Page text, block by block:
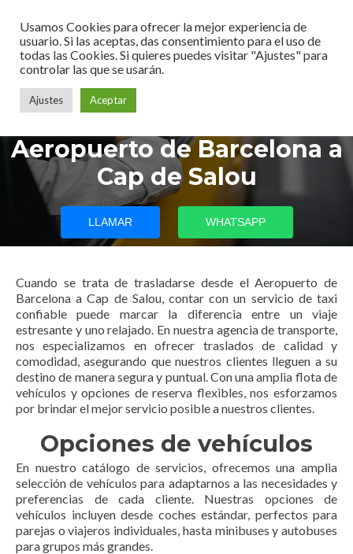
Traslado en taxi del
Aeropuerto de Barcelona a
Cap de Salou
LLAMAR WHATSAPP
Cuando se trata de trasladarse desde el Aeropuerto de
Barcelona a Cap de Salou, contar con un servicio de taxi
confiable puede marcar la diferencia entre un viaje
estresante y uno relajado. En nuestra agencia de transporte,
nos especializamos en ofrecer traslados de calidad y
comodidad, asegurando que nuestros clientes lleguen a su
destino de manera segura y puntual. Con una amplia flota de
vehículos y opciones de reserva flexibles, nos esforzamos
por brindar el mejor servicio posible a nuestros clientes.
Opciones de vehículos
En nuestro catálogo de servicios, ofrecemos una amplia
selección de vehículos para adaptarnos a las necesidades y
preferencias de cada cliente. Nuestras opciones de
vehículos incluyen desde coches estándar, perfectos para
parejas o viajeros individuales, hasta minibuses y autobuses
para grupos más grandes.
Usamos Cookies para ofrecer la mejor experiencia de
usuario. Si las aceptas, das consentimiento para el uso de
todas las Cookies. Si quieres puedes visitar "Ajustes" para
controlar las que se usarán.
Ajustes Aceptar